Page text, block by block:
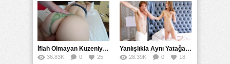
İflah Olmayan Kuzeniyle Gizlice Sikişmeye Devam Etti
36.83K 0 25
Yanlışlıkla Aynı Yatağa Girdiler Gizli Kameraya Karşı Sikiştiler
28.39K 0 18